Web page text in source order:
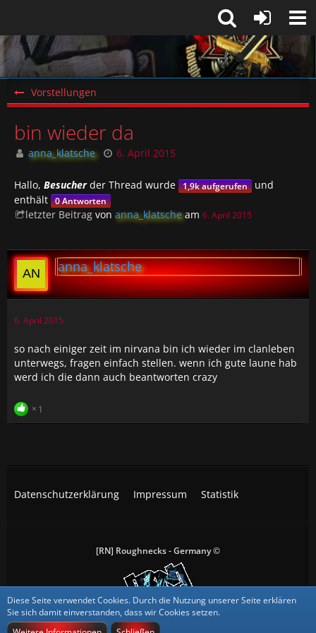
Vorstellungen
bin wieder da
anna_klatsche 6. April 2015
Hallo, Besucherder Thread wurde 1,9k aufgerufen
und
enthält 0 Antworten
letzter Beitrag von anna_klatscheam 6. April 2015
anna_klatsche
6. April 2015
so nach einiger zeit im nirvana bin ich wieder im clanleben
unterwegs, fragen einfach stellen. wenn ich gute laune hab
werd ich die dann auch beantworten crazy
1
Datenschutzerklärung Impressum Statistik
[RN] Roughnecks - Germany ©
All trademarks, screenshots and logos are the property of their
respective owners.
Diese Seite verwendet Cookies. Durch die Nutzung unserer Seite erklären
Sie sich damit einverstanden, dass wir Cookies setzen.